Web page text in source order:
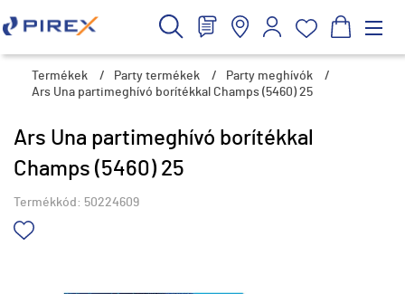
Termékek / Party termékek / Party meghívók
/
Ars Una partimeghívó borítékkal Champs (5460) 25
Ars Una partimeghívó borítékkal
Champs (5460) 25
Termékkód: 50224609